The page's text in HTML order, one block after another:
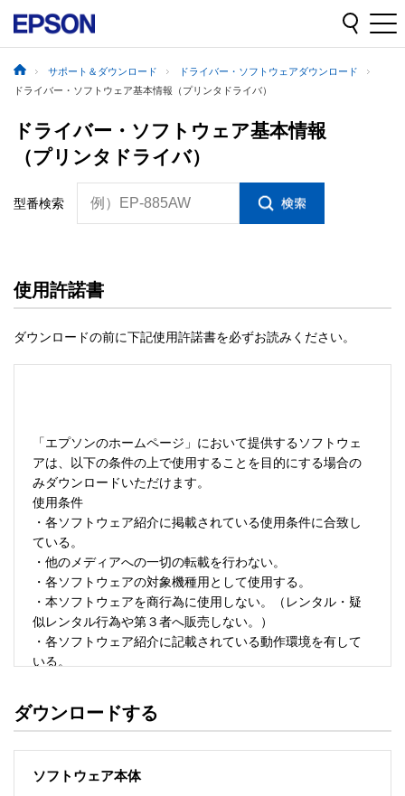
サポート＆ダウンロード
ドライバー・ソフトウェアダウンロード
ドライバー・ソフトウェア基本情報（プリンタドライバ）
ドライバー・ソフトウェア基本情報
（プリンタドライバ）
型番検索 例）EP-885AW
使用許諾書
ダウンロードの前に下記使用許諾書を必ずお読みください。
「エプソンのホームページ」において提供するソフトウェ
アは、以下の条件の上で使用することを目的にする場合の
みダウンロードいただけます。
使用条件
・各ソフトウェア紹介に掲載されている使用条件に合致し
ている。
・他のメディアへの一切の転載を行わない。
・各ソフトウェアの対象機種用として使用する。
・本ソフトウェアを商行為に使用しない。（レンタル・疑
似レンタル行為や第３者へ販売しない。）
・各ソフトウェア紹介に記載されている動作環境を有して
いる。
・ソフトウェアを改変、またはリバースエンジニアリング
ダウンロードする
ソフトウェア本体